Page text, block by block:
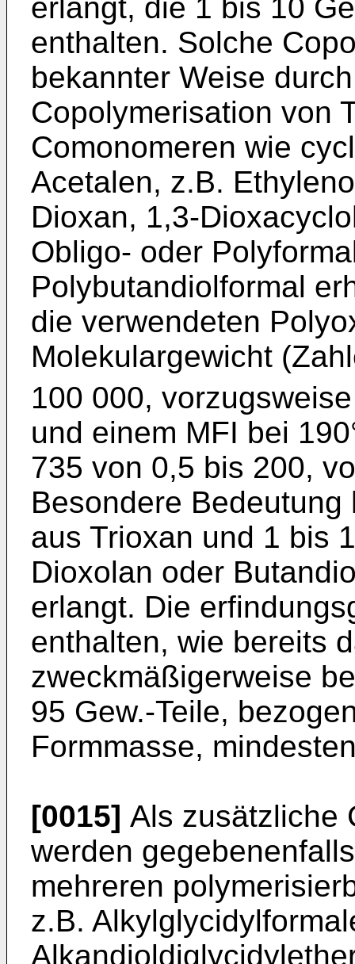
erlangt, die 1 bis 10
enthalten. Solche
bekannter Weise
Copolymerisation von
Comonomeren wie
Acetalen, z.B.
Dioxan, 1,3-
Obligo- oder
Polybutandiolformal
die verwendeten
Molekulargewicht
100 000,
und einem MFI bei
735 von 0,5 bis 200,
Besondere
aus Trioxan und 1 bis
Dioxolan oder
erlangt. Die
enthalten, wie bereits
zweckmäßigerweise
95 Gew.-Teile,
Formmasse,
[0015] Als zusätzliche
werden
mehreren
z.B.